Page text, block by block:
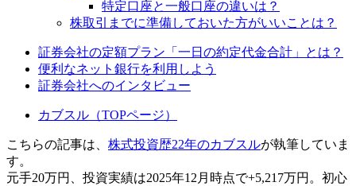
特定口座と一般口座の違いは？
株取引までに準備しておいた方がいいことは？
証券会社の定額プラン「一日の約定代金合計」とは？
便利なネット銀行を利用しよう
証券会社へのインタビュー
カブスル（TOPページ）
こちらの記事は、 株式投資歴22年のカブスルが執筆していま
す。
元手20万円、投資実績は2025年12月時点で+5,217万円。初心